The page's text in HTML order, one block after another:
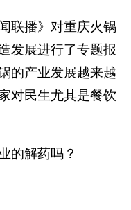
联播》对重庆火锅
发展进行了专题报
的产业发展越来越
对民生尤其是餐饮
的解药吗？